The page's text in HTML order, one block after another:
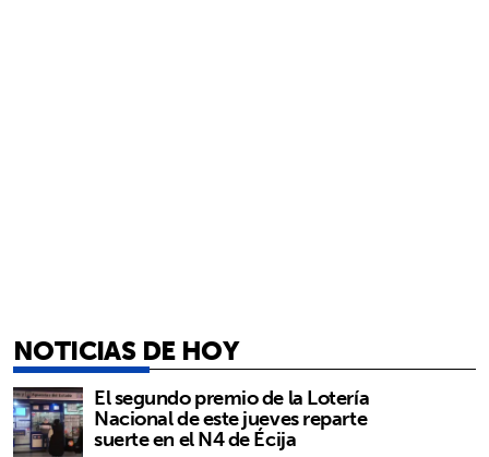
NOTICIAS DE HOY
El segundo premio de la Lotería
Nacional de este jueves reparte
suerte en el N4 de Écija